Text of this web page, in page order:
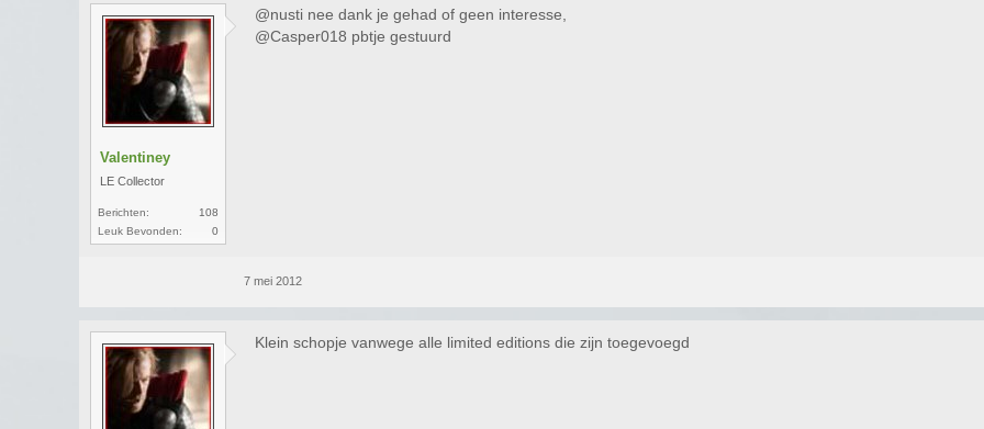
Valentiney
LE Collector
Berichten:
108
Leuk Bevonden:
0
@nusti nee dank je gehad of geen interesse,
@Casper018 pbtje gestuurd
7 mei 2012
Klein schopje vanwege alle limited editions die zijn toegevoegd